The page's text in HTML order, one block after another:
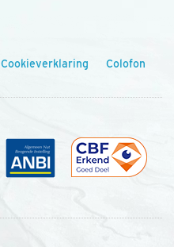
Cookieverklaring Colofon